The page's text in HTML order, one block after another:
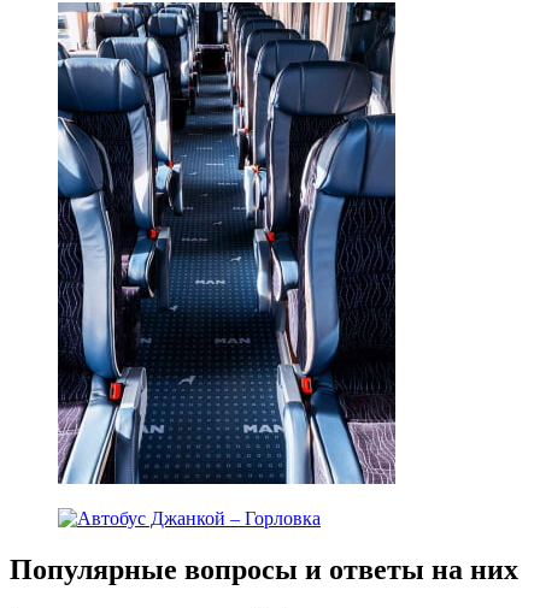
Популярные вопросы и ответы на них